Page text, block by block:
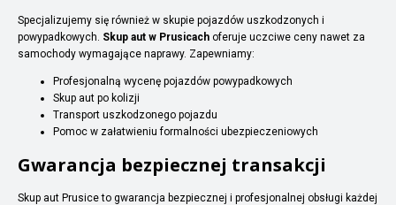
Specjalizujemy się również w skupie pojazdów uszkodzonych i
powypadkowych. Skup aut w Prusicach oferuje uczciwe ceny nawet za
samochody wymagające naprawy. Zapewniamy:
Profesjonalną wycenę pojazdów powypadkowych
Skup aut po kolizji
Transport uszkodzonego pojazdu
Pomoc w załatwieniu formalności ubezpieczeniowych
Gwarancja bezpiecznej transakcji
Skup aut Prusice to gwarancja bezpiecznej i profesjonalnej obsługi każdej